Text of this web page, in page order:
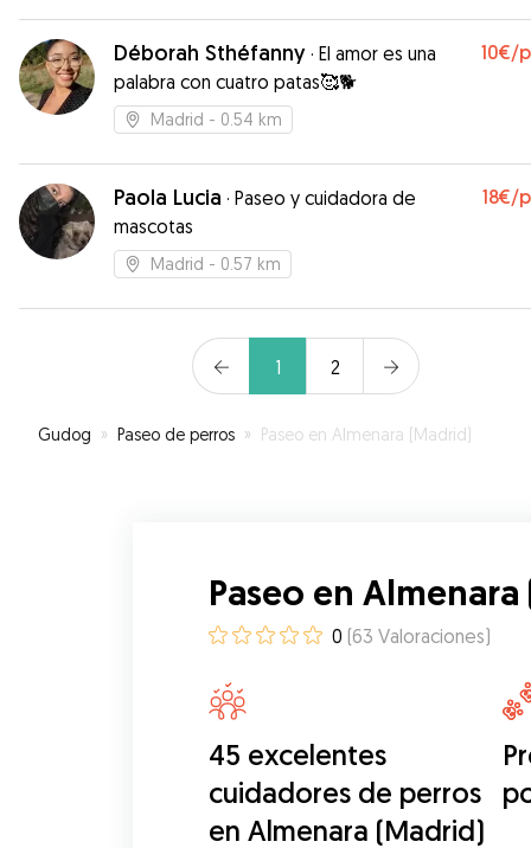
Déborah Sthéfanny · El amor es una
palabra con cuatro patas🥰🐕
10€/
Madrid - 0.54 km
Paola Lucia · Paseo y cuidadora de
mascotas
18€/
Madrid - 0.57 km
1 2
Gudog » Paseo de perros » Paseo en Almenara (Madrid)
Paseo en
0 (63 Valoraciones)
45 excelentes
cuidadores de perros
en Almenara (Madrid)